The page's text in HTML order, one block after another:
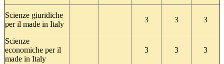
Scienze giuridiche
per il made in Italy
3 3 3
Scienze
economiche per il
made in Italy
3 3 3